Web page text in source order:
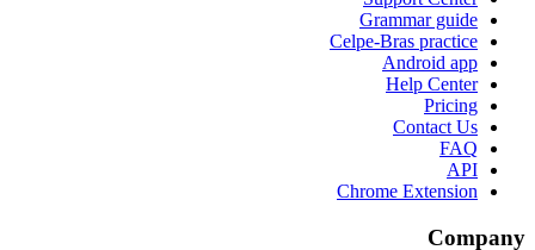
Grammar guide
Celpe-Bras practice
Android app
Help Center
Pricing
Contact Us
FAQ
API
Chrome Extension
Company